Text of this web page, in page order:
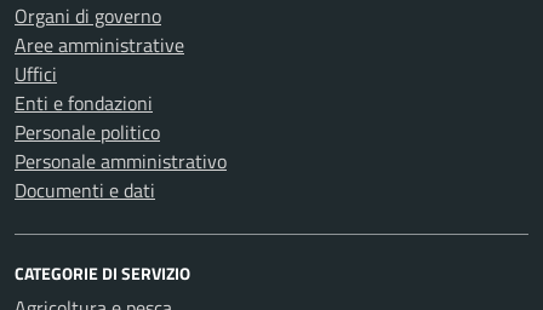
Organi di governo
Aree amministrative
Uffici
Enti e fondazioni
Personale politico
Personale amministrativo
Documenti e dati
CATEGORIE DI SERVIZIO